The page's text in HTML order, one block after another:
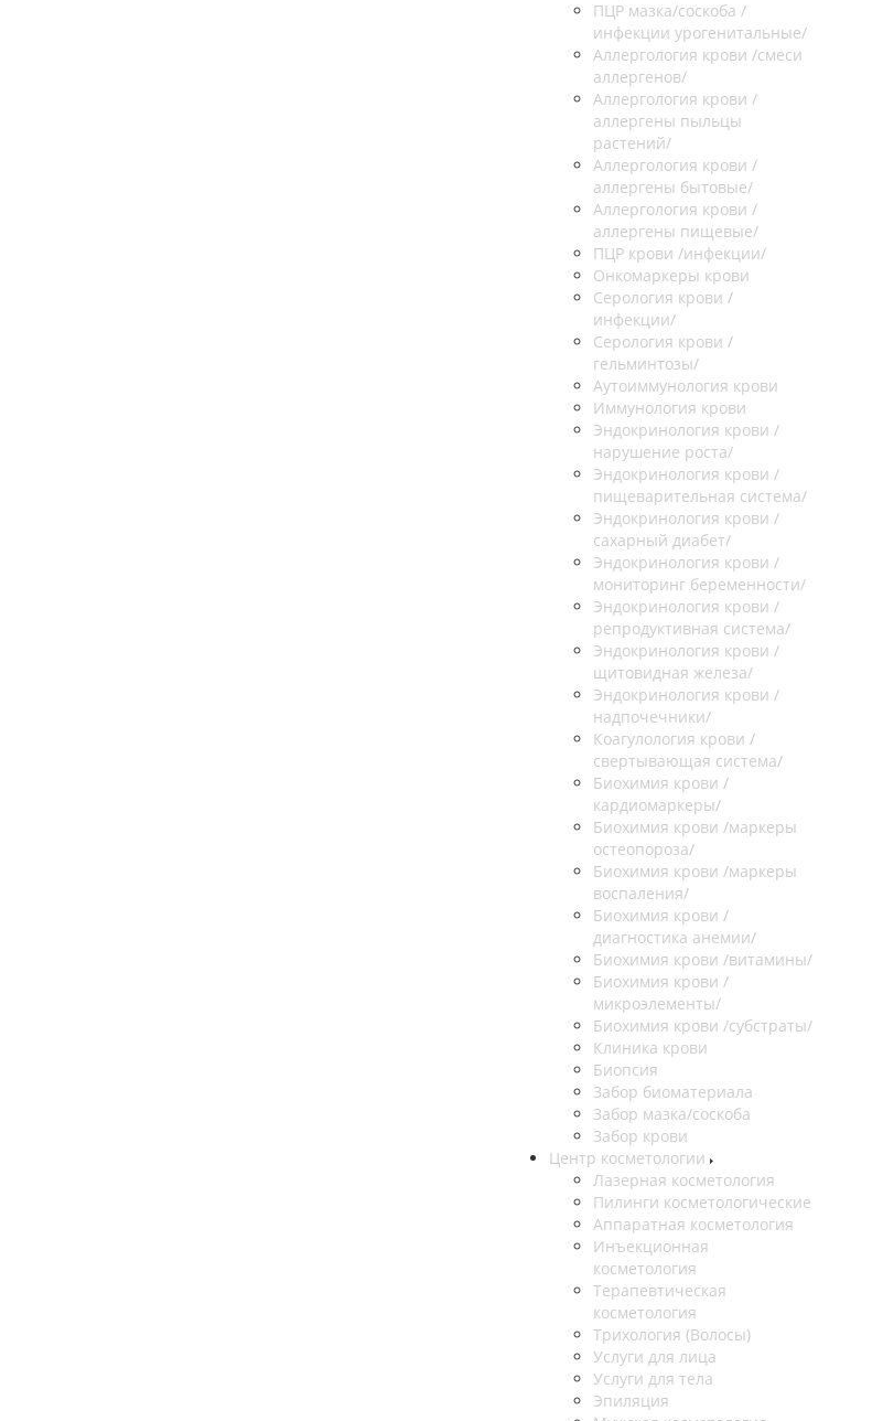
ПЦР мазка/соскоба /
инфекции урогенитальные/
Аллергология крови /смеси
аллергенов/
Аллергология крови /
аллергены пыльцы
растений/
Аллергология крови /
аллергены бытовые/
Аллергология крови /
аллергены пищевые/
ПЦР крови /инфекции/
Онкомаркеры крови
Серология крови /
инфекции/
Серология крови /
гельминтозы/
Аутоиммунология крови
Иммунология крови
Эндокринология крови /
нарушение роста/
Эндокринология крови /
пищеварительная система/
Эндокринология крови /
сахарный диабет/
Эндокринология крови /
мониторинг беременности/
Эндокринология крови /
репродуктивная система/
Эндокринология крови /
щитовидная железа/
Эндокринология крови /
надпочечники/
Коагулология крови /
свертывающая система/
Биохимия крови /
кардиомаркеры/
Биохимия крови /маркеры
остеопороза/
Биохимия крови /маркеры
воспаления/
Биохимия крови /
диагностика анемии/
Биохимия крови /витамины/
Биохимия крови /
микроэлементы/
Биохимия крови /субстраты/
Клиника крови
Биопсия
Забор биоматериала
Забор мазка/соскоба
Забор крови
Центр косметологии
Лазерная косметология
Пилинги косметологические
Аппаратная косметология
Инъекционная
косметология
Терапевтическая
косметология
Трихология (Волосы)
Услуги для лица
Услуги для тела
Эпиляция